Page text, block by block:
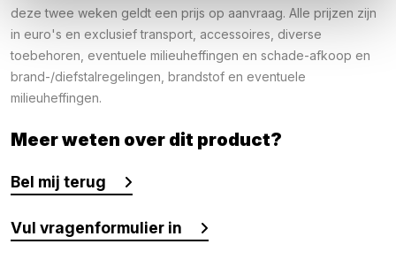
deze twee weken geldt een prijs op aanvraag. Alle prijzen zijn
in euro's en exclusief transport, accessoires, diverse
toebehoren, eventuele milieuheffingen en schade-afkoop en
brand-/diefstalregelingen, brandstof en eventuele
milieuheffingen.
Meer weten over dit product?
Bel mij terug
Vul vragenformulier in